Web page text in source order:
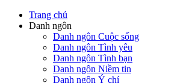
Trang chủ
Danh ngôn
Danh ngôn Cuộc sống
Danh ngôn Tình yêu
Danh ngôn Tình bạn
Danh ngôn Niềm tin
Danh ngôn Ý chí